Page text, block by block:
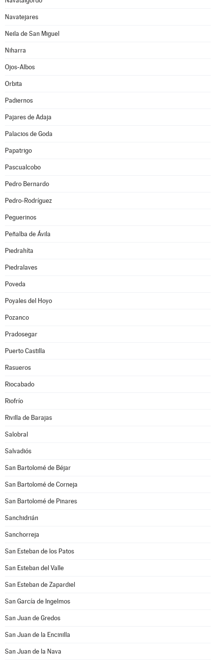
Navatejares
Neila de San Miguel
Niharra
Ojos-Albos
Orbita
Padiernos
Pajares de Adaja
Palacios de Goda
Papatrigo
Pascualcobo
Pedro Bernardo
Pedro-Rodríguez
Peguerinos
Peñalba de Ávila
Piedrahíta
Piedralaves
Poveda
Poyales del Hoyo
Pozanco
Pradosegar
Puerto Castilla
Rasueros
Riocabado
Riofrío
Rivilla de Barajas
Salobral
Salvadiós
San Bartolomé de Béjar
San Bartolomé de Corneja
San Bartolomé de Pinares
Sanchidrián
Sanchorreja
San Esteban de los Patos
San Esteban del Valle
San Esteban de Zapardiel
San García de Ingelmos
San Juan de Gredos
San Juan de la Encinilla
San Juan de la Nava